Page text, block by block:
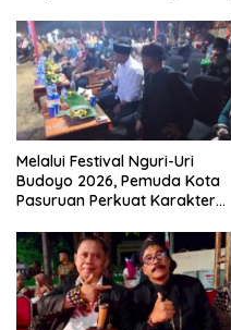
Melalui Festival Nguri-Uri
Budoyo 2026, Pemuda Kota
Pasuruan Perkuat Karakter
Narkoba